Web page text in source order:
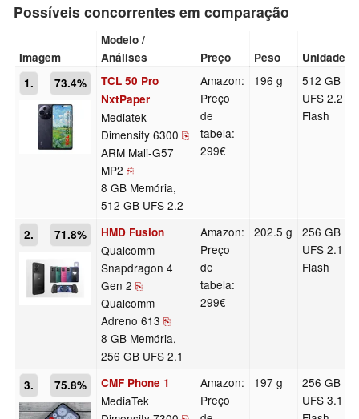
Possíveis concorrentes em comparação
Imagem
Modelo /
Análises
Preço Peso Unidade
1.
73.4%
TCL 50 Pro
NxtPaper
Mediatek
Dimensity 6300 ⎘
ARM Mali-G57
MP2 ⎘
8 GB Memória,
512 GB UFS 2.2
Amazon:
Preço
de
tabela:
299€
196 g
512 GB
UFS 2.2
Flash
2. 71.8% HMD Fusion
Qualcomm
Snapdragon 4
Gen 2 ⎘
Qualcomm
Adreno 613 ⎘
8 GB Memória,
256 GB UFS 2.1
Amazon:
Preço
de
tabela:
299€
202.5 g
256 GB
UFS 2.1
Flash
3. 75.8% CMF Phone 1
MediaTek
Amazon:
Preço
197 g
256 GB
UFS 3.1